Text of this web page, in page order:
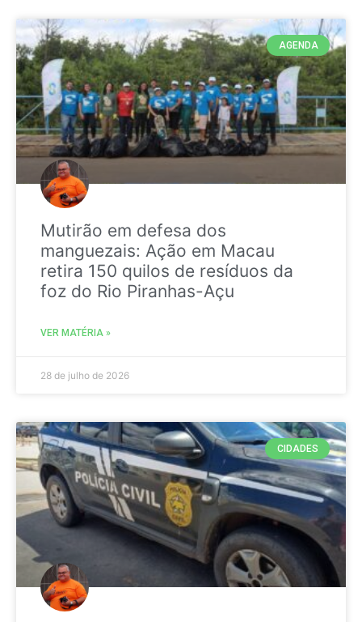
AGENDA
Mutirão em defesa dos
manguezais: Ação em Macau
retira 150 quilos de resíduos da
foz do Rio Piranhas-Açu
VER MATÉRIA »
28 de julho de 2026
CIDADES